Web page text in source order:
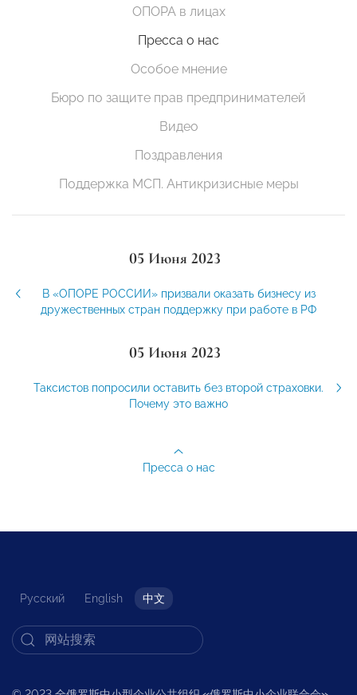
ОПОРА в лицах
Пресса о нас
Особое мнение
Бюро по защите прав предпринимателей
Видео
Поздравления
Поддержка МСП. Антикризисные меры
05 Июня 2023
В «ОПОРЕ РОССИИ» призвали оказать бизнесу из
дружественных стран поддержку при работе в РФ
05 Июня 2023
Таксистов попросили оставить без второй страховки.
Почему это важно
Пресса о нас
Русский English 中文